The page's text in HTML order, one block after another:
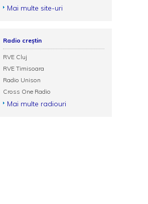
Mai multe site-uri
Radio creștin
RVE Cluj
RVE Timisoara
Radio Unison
Cross One Radio
Mai multe radiouri